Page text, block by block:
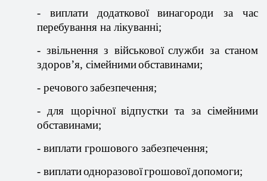
-виплати додаткової винагороди за час
перебування на лікуванні;
- звільненняз військової служби за станом
здоров’я, сімейнимиобставинами;
- речового забезпечення;
- для щорічної відпустки та засімейними
обставинами;
- виплати грошового забезпечення;
- виплатиодноразовоїгрошовоїдопомоги;